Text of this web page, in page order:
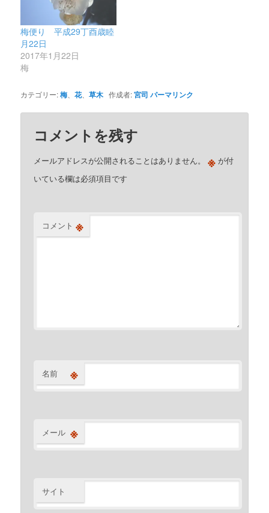
梅便り 平成29丁酉歳睦
月22日
2017年1月22日
梅
カテゴリー:梅 、花、草木 作成者:宮司 パーマリンク
コメントを残す
メールアドレスが公開されることはありません。 ※ が付
いている欄は必須項目です
コメント ※
名前 ※
メール ※
サイト